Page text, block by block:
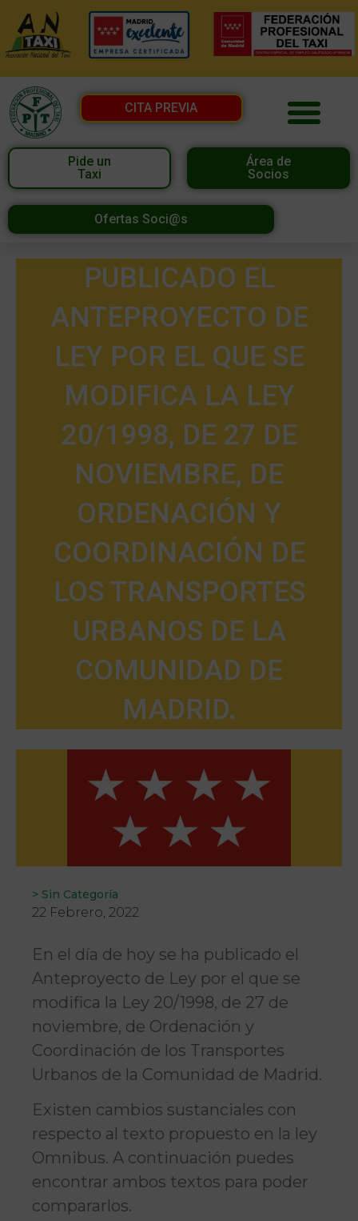
CITA PREVIA
Pide un
Taxi
Área de
Socios
Ofertas Soci@s
PUBLICADO EL
ANTEPROYECTO DE
LEY POR EL QUE SE
MODIFICA LA LEY
20/1998, DE 27 DE
NOVIEMBRE, DE
ORDENACIÓN Y
COORDINACIÓN DE
LOS TRANSPORTES
URBANOS DE LA
COMUNIDAD DE
MADRID.
> Sin Categoría
22 Febrero, 2022
En el día de hoy se ha publicado el
Anteproyecto de Ley por el que se
modifica la Ley 20/1998, de 27 de
noviembre, de Ordenación y
Coordinación de los Transportes
Urbanos de la Comunidad de Madrid.
Existen cambios sustanciales con
respecto al texto propuesto en la ley
Omnibus. A continuación puedes
encontrar ambos textos para poder
compararlos.